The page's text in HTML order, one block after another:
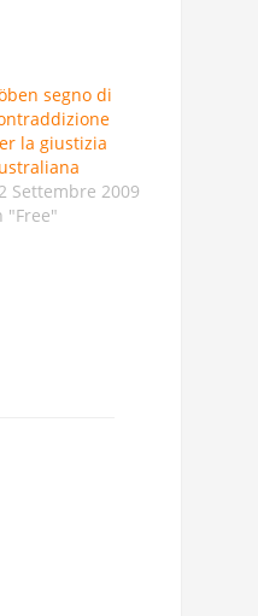
segno di
la giustizia
Settembre 2009
"Free"